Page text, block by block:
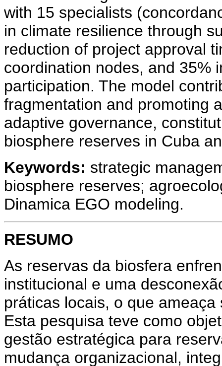
with 15 specialists
in climate resilience through
reduction of project approval
coordination nodes, and 35%
participation. The model
fragmentation and promoting
adaptive governance,
biosphere reserves in Cuba
Keywords: strategic
biosphere reserves;
Dinamica EGO modeling.
RESUMO
As reservas da biosfera
institucional e uma
práticas locais, o que
Esta pesquisa teve como
gestão estratégica para
mudança organizacional,